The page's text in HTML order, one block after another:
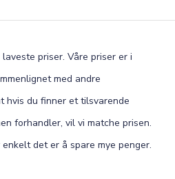
priser. Våre priser er i
med andre
hvis du finner et tilsvarende
forhandler, vil vi matche prisen.
det er å spare mye penger.